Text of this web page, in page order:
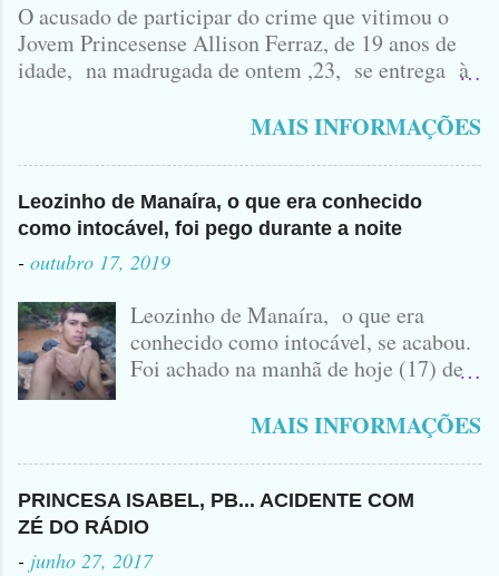
O acusado de participar do crime que vitimou o
Jovem Princesense Allison Ferraz, de 19 anos de
idade, na madrugada de ontem ,23, se entrega à
vulgo ( CORRÓ ) falou como tudo aconteceu ...
MAIS INFORMAÇÕES
Leozinho de Manaíra, o que era conhecido
como intocável, foi pego durante a noite
- outubro 17, 2019
Leozinho de Manaíra, o que era
conhecido como intocável, se acabou.
Foi achado na manhã de hoje (17) de
no Sertão da Paraíba, o Lendário
atingido com disparo de calibre 12. O
Procurado pela Justiça havia matado
a Namorada dele, Fabrícia Nogueira ,
MAIS INFORMAÇÕES
PRINCESA ISABEL, PB... ACIDENTE COM
ZÉ DO RÁDIO
- junho 27, 2017